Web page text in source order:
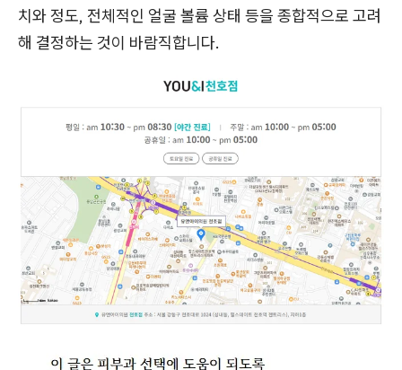
치와 정도, 전체적인 얼굴 볼륨 상태 등을 종합적으로 고려
해 결정하는 것이 바람직합니다.